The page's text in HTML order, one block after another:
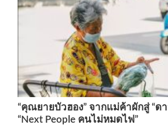
“คุณยายบัวฮอง” จากแม่ค้าผักสู่ “ด
“Next People คนไม่หมดไฟ”